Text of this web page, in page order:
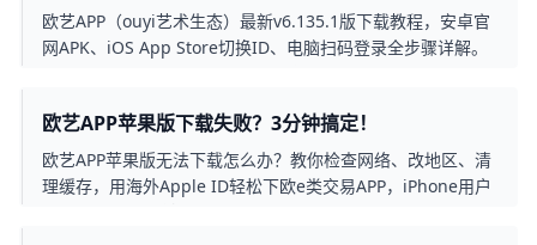
欧艺APP（ouyi艺术生态）最新v6.135.1版下载教程，安卓官
网APK、iOS App Store切换ID、电脑扫码登录全步骤详解。
欧艺APP苹果版下载失败？3分钟搞定！
欧艺APP苹果版无法下载怎么办？教你检查网络、改地区、清
理缓存，用海外Apple ID轻松下欧e类交易APP，iPhone用户